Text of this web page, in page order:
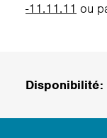
-11.11.11 ou
Disponibilité: